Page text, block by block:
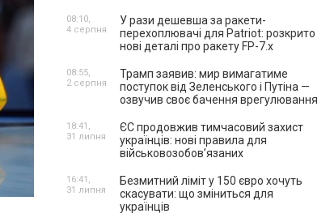
У рази дешевша за ракети-
перехоплювачі для Patriot: розкрито
нові деталі про ракету FP-7.x
08:10,
4 серпня
Трамп заявив: мир вимагатиме
поступок від Зеленського і Путіна —
озвучив своє бачення врегулювання
08:55,
2 серпня
ЄС продовжив тимчасовий захист
українців: нові правила для
військовозобов’язаних
18:41,
31 липня
Безмитний ліміт у 150 євро хочуть
скасувати: що зміниться для
українців
16:41,
31 липня